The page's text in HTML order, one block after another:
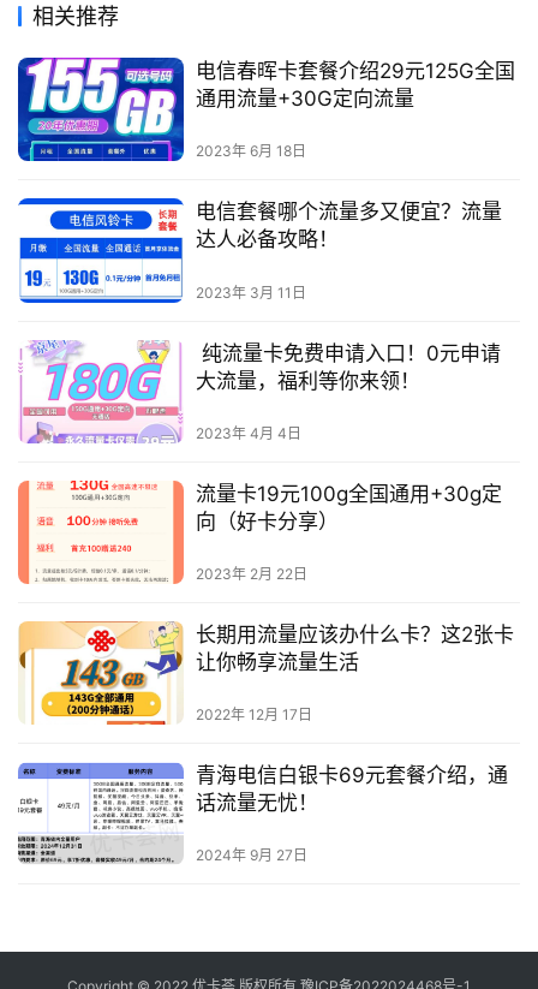
相关推荐
电信春晖卡套餐介绍29元125G全国
通用流量+30G定向流量
2023年 6月 18日
电信套餐哪个流量多又便宜？流量
达人必备攻略！
2023年 3月 11日
纯流量卡免费申请入口！0元申请
大流量，福利等你来领！
2023年 4月 4日
流量卡19元100g全国通用+30g定
向（好卡分享）
2023年 2月 22日
长期用流量应该办什么卡？这2张卡
让你畅享流量生活
2022年 12月 17日
青海电信白银卡69元套餐介绍，通
话流量无忧！
2024年 9月 27日